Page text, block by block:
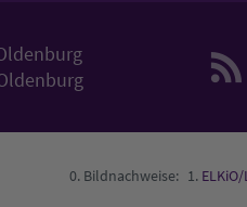
Bildnachweise: